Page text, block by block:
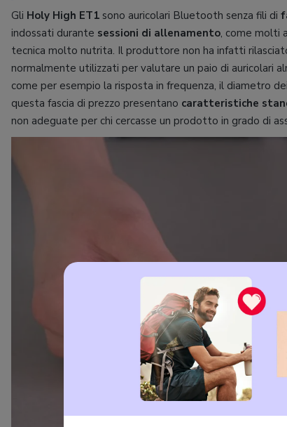
Gli Holy High ET1 sono auricolari Bluetooth senza fili di
indossati durante sessioni di allenamento, come molti
tecnica molto nutrita. Il produttore non ha infatti
normalmente utilizzati per valutare un paio di auricolari
come per esempio la risposta in frequenza, il diametro
questa fascia di prezzo presentano caratteristiche
non adeguate per chi cercasse un prodotto in grado di